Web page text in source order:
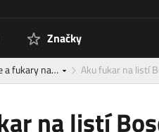
Značky
a fukary na… Aku fukar na listí
na listí